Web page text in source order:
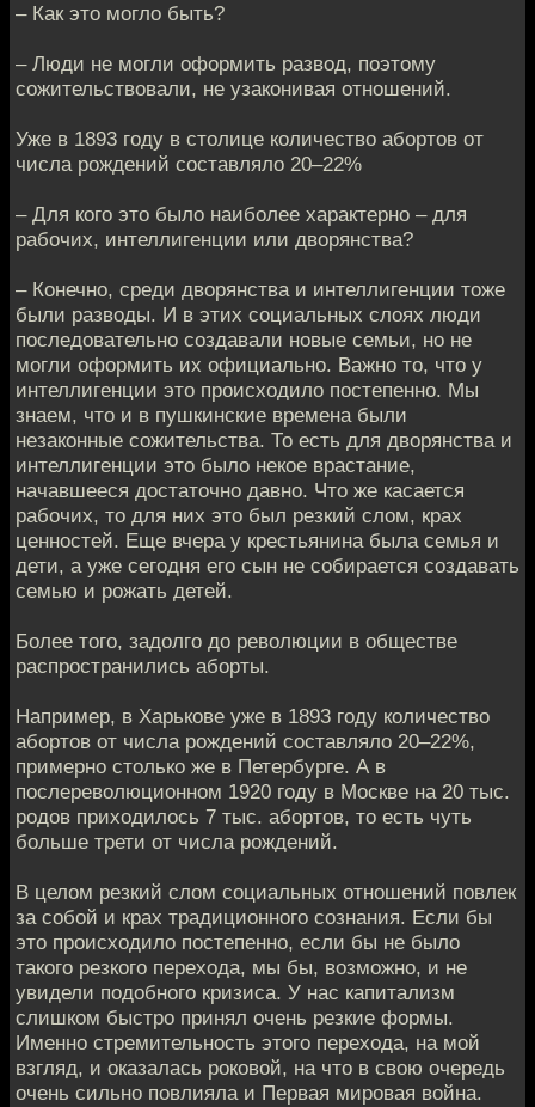
– Как это могло быть?
– Люди не могли оформить развод, поэтому
сожительствовали, не узаконивая отношений.
Уже в 1893 году в столице количество абортов от
числа рождений составляло 20–22%
– Для кого это было наиболее характерно – для
рабочих, интеллигенции или дворянства?
– Конечно, среди дворянства и интеллигенции тоже
были разводы. И в этих социальных слоях люди
последовательно создавали новые семьи, но не
могли оформить их официально. Важно то, что у
интеллигенции это происходило постепенно. Мы
знаем, что и в пушкинские времена были
незаконные сожительства. То есть для дворянства и
интеллигенции это было некое врастание,
начавшееся достаточно давно. Что же касается
рабочих, то для них это был резкий слом, крах
ценностей. Еще вчера у крестьянина была семья и
дети, а уже сегодня его сын не собирается создавать
семью и рожать детей.
Более того, задолго до революции в обществе
распространились аборты.
Например, в Харькове уже в 1893 году количество
абортов от числа рождений составляло 20–22%,
примерно столько же в Петербурге. А в
послереволюционном 1920 году в Москве на 20 тыс.
родов приходилось 7 тыс. абортов, то есть чуть
больше трети от числа рождений.
В целом резкий слом социальных отношений повлек
за собой и крах традиционного сознания. Если бы
это происходило постепенно, если бы не было
такого резкого перехода, мы бы, возможно, и не
увидели подобного кризиса. У нас капитализм
слишком быстро принял очень резкие формы.
Именно стремительность этого перехода, на мой
взгляд, и оказалась роковой, на что в свою очередь
очень сильно повлияла и Первая мировая война.